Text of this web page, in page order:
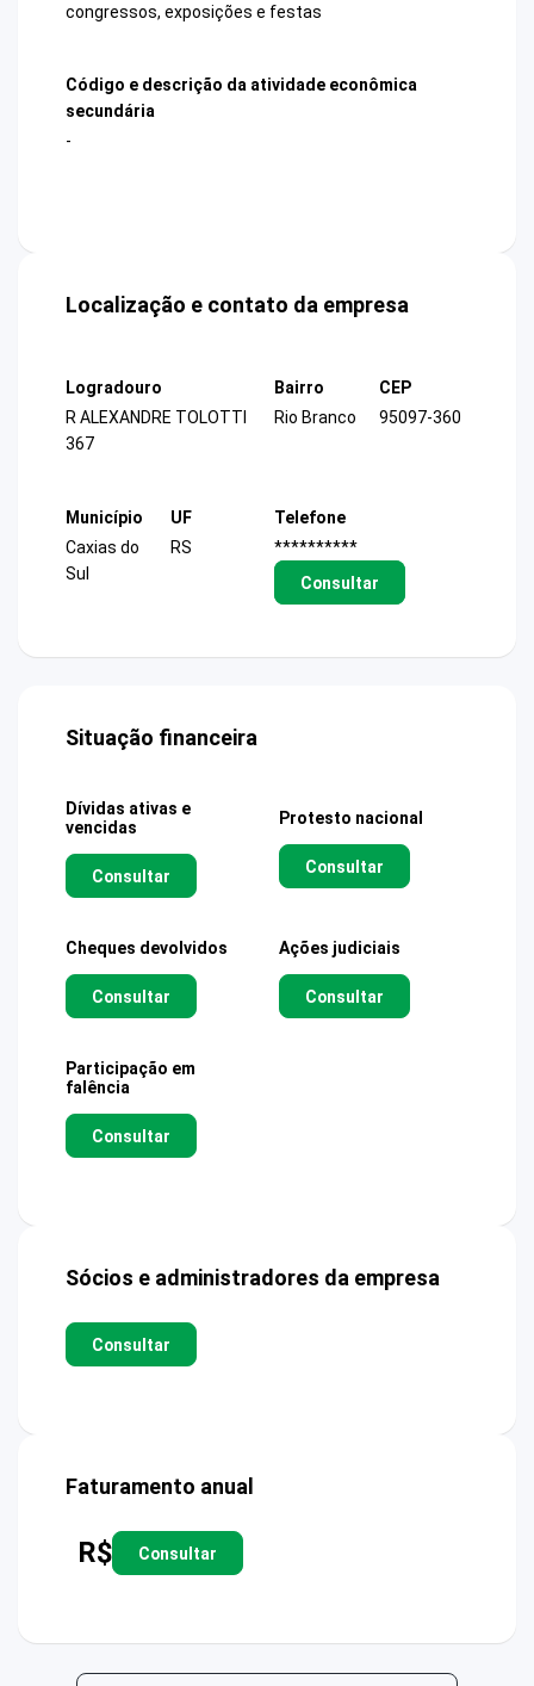
congressos, exposições e festas
Código e descrição da atividade econômica
secundária
-
Localização e contato da empresa
Logradouro
R ALEXANDRE TOLOTTI
367
Bairro
Rio Branco
CEP
95097-360
Município
Caxias do
Sul
UF
RS
Telefone
**********
Consultar
Situação financeira
Dívidas ativas e
vencidas
Consultar
Protesto nacional
Consultar
Cheques devolvidos
Consultar
Ações judiciais
Consultar
Participação em
falência
Consultar
Sócios e administradores da empresa
Consultar
Faturamento anual
R$ Consultar